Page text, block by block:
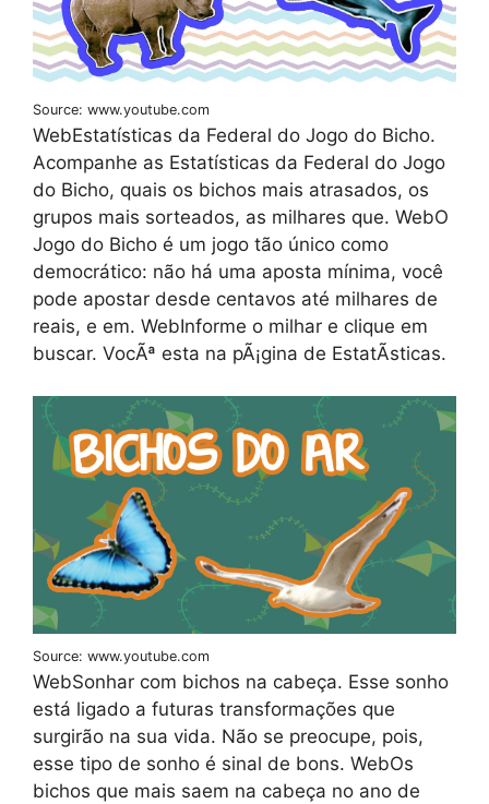
Source: www.youtube.com
WebEstatísticas da Federal do Jogo do Bicho.
Acompanhe as Estatísticas da Federal do Jogo
do Bicho, quais os bichos mais atrasados, os
grupos mais sorteados, as milhares que. WebO
Jogo do Bicho é um jogo tão único como
democrático: não há uma aposta mínima, você
pode apostar desde centavos até milhares de
reais, e em. WebInforme o milhar e clique em
buscar. VocÃª esta na pÃ¡gina de EstatÃ­sticas.
Source: www.youtube.com
WebSonhar com bichos na cabeça. Esse sonho
está ligado a futuras transformações que
surgirão na sua vida. Não se preocupe, pois,
esse tipo de sonho é sinal de bons. WebOs
bichos que mais saem na cabeça no ano de